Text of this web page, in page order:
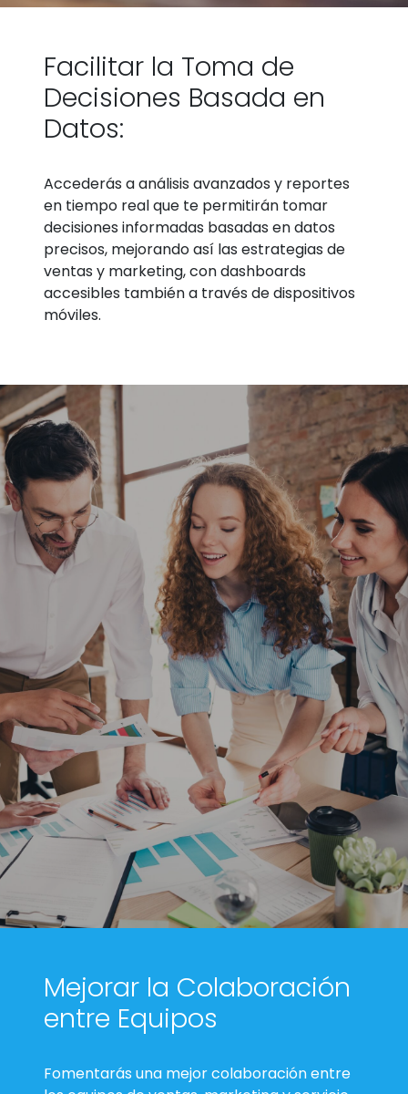
Facilitar la Toma de
Decisiones Basada en
Datos:
Accederás a análisis avanzados y reportes
en tiempo real que te permitirán tomar
decisiones informadas basadas en datos
precisos, mejorando así las estrategias de
ventas y marketing, con dashboards
accesibles también a través de dispositivos
móviles.
Mejorar la Colaboración
entre Equipos
Fomentarás una mejor colaboración entre